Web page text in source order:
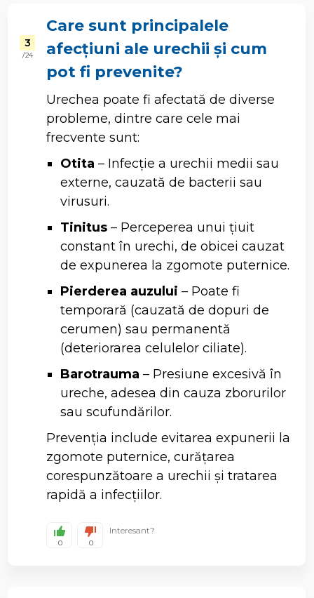
3
/ 24
Care sunt principalele
afecțiuni ale urechii și cum
pot fi prevenite?
Urechea poate fi afectată de diverse
probleme, dintre care cele mai
frecvente sunt:
Otita – Infecție a urechii medii sau
externe, cauzată de bacterii sau
virusuri.
Tinitus – Perceperea unui țiuit
constant în urechi, de obicei cauzat
de expunerea la zgomote puternice.
Pierderea auzului – Poate fi
temporară (cauzată de dopuri de
cerumen) sau permanentă
(deteriorarea celulelor ciliate).
Barotrauma – Presiune excesivă în
ureche, adesea din cauza zborurilor
sau scufundărilor.
Prevenția include evitarea expunerii la
zgomote puternice, curățarea
corespunzătoare a urechii și tratarea
rapidă a infecțiilor.
0 0
Interesant?